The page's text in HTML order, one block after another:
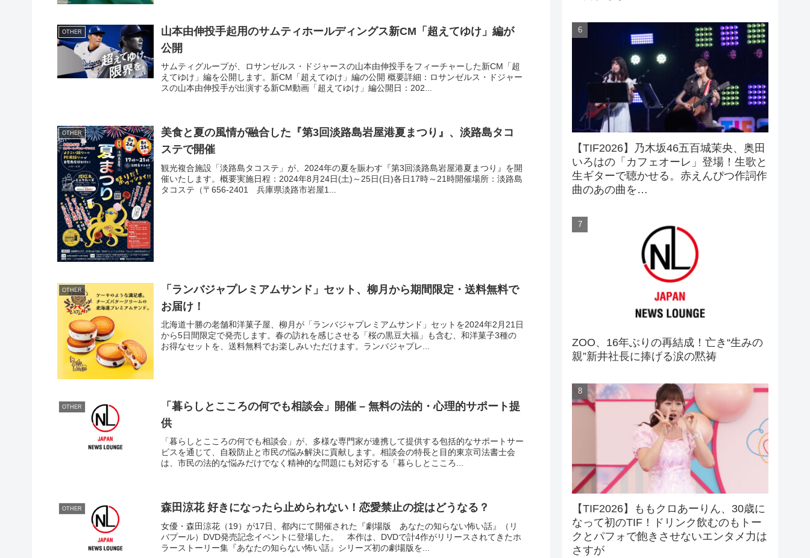
OTHER
山本由伸投手起用のサムティホールディングス新CM「超えてゆけ」編が
公開
サムティグループが、ロサンゼルス・ドジャースの山本由伸投手をフィーチャーした新CM「超
えてゆけ」編を公開します。新CM「超えてゆけ」編の公開 概要詳細：ロサンゼルス・ドジャー
スの山本由伸投手が出演する新CM動画「超えてゆけ」編公開日：202...
OTHER
美食と夏の風情が融合した『第3回淡路島岩屋港夏まつり』、淡路島タコ
ステで開催
観光複合施設「淡路島タコステ」が、2024年の夏を賑わす『第3回淡路島岩屋港夏まつり』を開
催いたします。概要実施日程：2024年8月24日(土)～25日(日)各日17時～21時開催場所：淡路島
タコステ（〒656-2401 兵庫県淡路市岩屋1...
OTHER
「ランバジャプレミアムサンド」セット、柳月から期間限定・送料無料で
お届け！
北海道十勝の老舗和洋菓子屋、柳月が「ランバジャプレミアムサンド」セットを2024年2月21日
から5日間限定で発売します。春の訪れを感じさせる「桜の黒豆大福」も含む、和洋菓子3種の
お得なセットを、送料無料でお楽しみいただけます。ランバジャプレ...
OTHER
「暮らしとこころの何でも相談会」開催 – 無料の法的・心理的サポート提
供
「暮らしとこころの何でも相談会」が、多様な専門家が連携して提供する包括的なサポートサー
ビスを通じて、自殺防止と市民の悩み解決に貢献します。相談会の特長と目的東京司法書士会
は、市民の法的な悩みだけでなく精神的な問題にも対応する「暮らしとこころ...
OTHER 森田涼花 好きになったら止められない！恋愛禁止の掟はどうなる？
女優・森田涼花（19）が17日、都内にて開催された『劇場版 あなたの知らない怖い話』（リ
バプール）DVD発売記念イベントに登場した。 本作は、DVDで計4作がリリースされてきたホ
ラーストーリー集『あなたの知らない怖い話』シリーズ初の劇場版を...
【TIF2026】乃木坂46五百城茉央、奥田
いろはの「カフェオーレ」登場！生歌と
生ギターで聴かせる。赤えんぴつ作詞作
曲のあの曲を…
ZOO、16年ぶりの再結成！亡き“生みの
親”新井社長に捧げる涙の黙祷
【TIF2026】ももクロあーりん、30歳に
なって初のTIF！ドリンク飲むのもトー
クとパフォで飽きさせないエンタメ力は
さすが